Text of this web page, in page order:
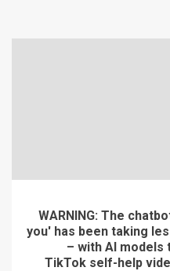
WARNING: The
you' has been taking
– with AI
TikTok self-help